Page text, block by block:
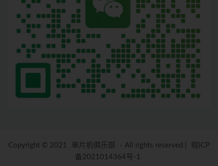
Copyright © 2021 单片机俱乐部 - All rights reserved
皖ICP
备2021014364号-1